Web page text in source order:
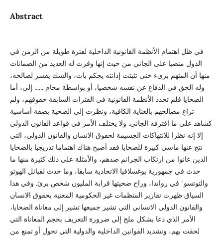
Abstract
في ظل اهتمام الأنظمة القانونية الداخلية لفترة طويلة من الزمن في
الدول منصبا على الجاني من حيث إنها وفرت له العديد من الضمانات
منها أن المتهم بريء حتى تثبتت إدانته يحكم بات، والشك يفسر لصالحه،
وله الحق في الدفاع عن نفسه شخصيا، أو بواسطة محام ...... إلى، أما
الضحايا فلم تحدد الأنظمة القانونية في الفترات السابقة حقوقهم، ولم
تراع مصالحهم بالعناية الكافية، ونظرت إلى الضحية بصفة أساسية
كشاهد على ما اقترفه الجاني. ولا يختلف الأمر في قواعد القانون الدولي
إلا إنه نظرا للانتهاكات الجسيمة لحقوق الانسان والقانون الدولي، التي
نتج عنها ماسي كبيرة للضحايا فقد أصبح هناك اهتماما تدريجيا بالضحايا
الذين عانوا من ارتكاب الجرائم ضدهم، والأمثلة على ذلك كثيرة منها ما
حدث في جمهورية يوغسلافيا الاتحادية سابقا، وما حدث لقبائل الهوتو
والتوتسو" في رواندا، وراح ضحيتها قرابة المليون شخص برئ. وفي هذا
السياق ظهرت تقارير المنظمات غير الحكومية المعنية بحقوق الانسان
والقانون الدولي الانساني التي تشير جميعها تشير إلى معاناة الضحايا،
الأمر الذي دعا بشكل ملح إلى ضرورة التعريف بحجم المعاناة التي
لحقت بهم، وتشديد القوانين الداخلية والدولية التي تحول أو تمنع من